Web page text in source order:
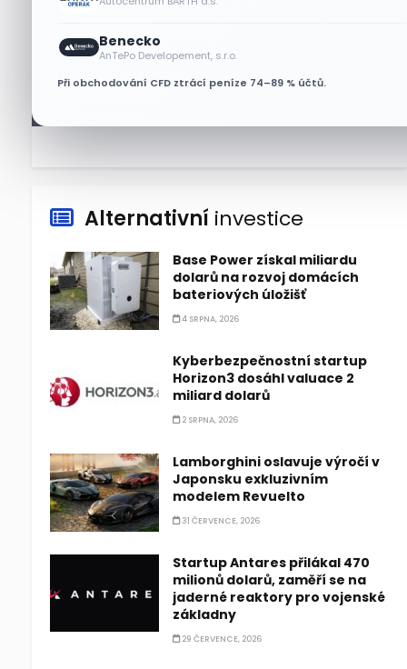
Benecko
AnTePo Developement, s.r.o.
Při obchodování CFD ztrácí peníze 74–89 % účtů.
Micron posílil o 7,6 % a zvýšil
podíl na trhu DRAM
Alternativní investice
Base Power získal miliardu
dolarů na rozvoj domácích
bateriových úložišť
4 SRPNA, 2026
Kyberbezpečnostní startup
Horizon3 dosáhl valuace 2
miliard dolarů
2 SRPNA, 2026
Lamborghini oslavuje výročí v
Japonsku exkluzivním
modelem Revuelto
31 ČERVENCE, 2026
Startup Antares přilákal 470
milionů dolarů, zaměří se na
jaderné reaktory pro vojenské
základny
29 ČERVENCE, 2026